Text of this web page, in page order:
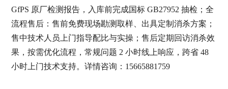
GfPS 原厂检测报告，入库前完成国标 GB27952 抽检；全
流程售后：售前免费现场勘测取样、出具定制消杀方案；
售中技术人员上门指导配比与实操；售后定期回访消杀效
果，按需优化流程，常规问题 2 小时线上响应，跨省 48
小时上门技术支持。详情咨询：15665881759